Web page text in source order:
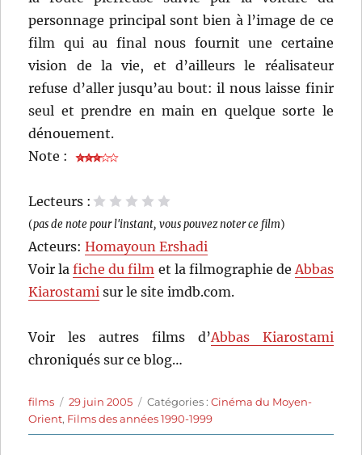
personnage principal sont bien à l’image de ce
film qui au final nous fournit une certaine
vision de la vie, et d’ailleurs le réalisateur
refuse d’aller jusqu’au bout: il nous laisse finir
seul et prendre en main en quelque sorte le
dénouement.
Note :
Lecteurs :
5 étoiles
4 étoiles
3 étoiles
2 étoiles
1 étoile
(pas de note pour l'instant, vous pouvez noter ce film)
Acteurs:Homayoun Ershadi
Voir lafiche du film et la filmographie deAbbas
Kiarostami sur le site imdb.com.
Voir les autres films d’Abbas Kiarostami
chroniqués sur ce blog…
Auteur
films
Publié
le
29 juin 2005 Catégories
Catégories :Cinéma du Moyen-
Orient, Films des années 1990-1999